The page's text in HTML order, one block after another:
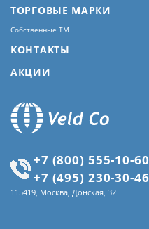
ТОРГОВЫЕ МАРКИ
Собственные ТМ
КОНТАКТЫ
АКЦИИ
+7 (800) 555-10-60
+7 (495) 230-30-46
115419, Москва, Донская, 32